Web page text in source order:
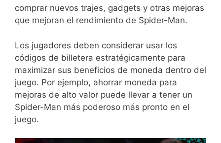
comprar nuevos trajes, gadgets y otras mejoras
que mejoran el rendimiento de Spider-Man.
Los jugadores deben considerar usar los
códigos de billetera estratégicamente para
maximizar sus beneficios de moneda dentro del
juego. Por ejemplo, ahorrar moneda para
mejoras de alto valor puede llevar a tener un
Spider-Man más poderoso más pronto en el
juego.